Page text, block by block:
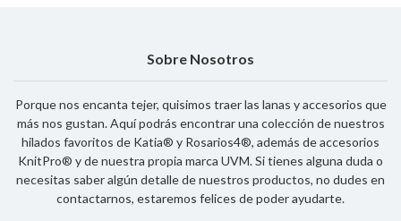
Sobre Nosotros
Porque nos encanta tejer, quisimos traer las lanas y accesorios que
más nos gustan. Aquí podrás encontrar una colección de nuestros
hilados favoritos de Katia® y Rosarios4®, además de accesorios
KnitPro® y de nuestra propia marca UVM. Si tienes alguna duda o
necesitas saber algún detalle de nuestros productos, no dudes en
contactarnos, estaremos felices de poder ayudarte.